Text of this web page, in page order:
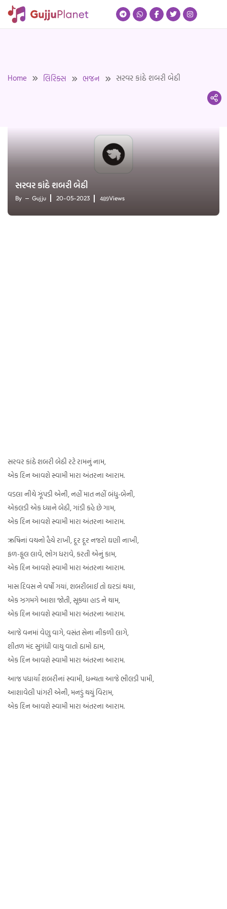
Skip
Home લિરિક્સ ભજન સરવર કાંઠે શબરી બેઠી
સરવર કાંઠે શબરી બેઠી
By Gujju 20-05-2023 489Views
સરવર કાંઠે શબરી બેઠી રટે રામનું નામ,
એક દિન આવશે સ્વામી મારા અંતરના આરામ.
વડલા નીચે ઝૂંપડી એની, નહીં માત નહીં બંધુ-બેની,
એકલડી એક ધ્યાને બેઠી, ગાંડી કહે છે ગામ,
એક દિન આવશે સ્વામી મારા અંતરના આરામ.
ઋષિનાં વચનો હૈયે રાખી, દૂર દૂર નજરો ઘણી નાખી,
ફળ-ફૂલ લાવે, ભોગ ધરાવે, કરતી એનું કામ,
એક દિન આવશે સ્વામી મારા અંતરના આરામ.
માસ દિવસ ને વર્ષો ગયાં, શબરીબાઈ તો ઘરડાં થયા,
એક ઝગમગે આશા જોતી, સૂક્યા હાડ ને ચામ,
એક દિન આવશે સ્વામી મારા અંતરના આરામ.
આજે વનમાં વેણુ વાગે, વસંત સેના નીકળી લાગે,
શીતળ મંદ સુગંધી વાયુ વાતો ઠામો ઠામ,
એક દિન આવશે સ્વામી મારા અંતરના આરામ.
આજ પધાર્યાં શબરીનાં સ્વામી, ધન્યતા આજે ભીલડી પામી,
આશાવેલી પાંગરી એની, મનડું થયું વિરામ,
એક દિન આવશે સ્વામી મારા અંતરના આરામ.